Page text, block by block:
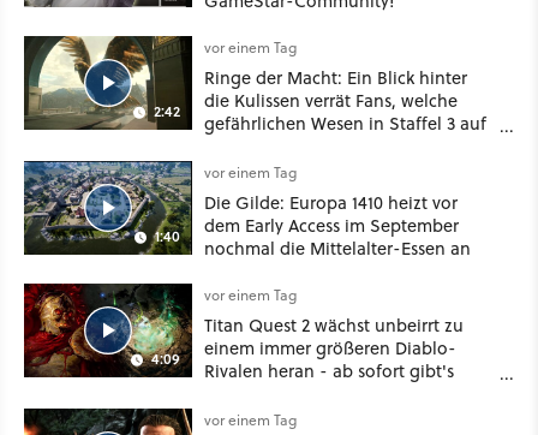
2:42
vor einem Tag
Ringe der Macht: Ein Blick hinter
die Kulissen verrät Fans, welche
gefährlichen Wesen in Staffel 3 auf
1:40
vor einem Tag
Die Gilde: Europa 1410 heizt vor
dem Early Access im September
nochmal die Mittelalter-Essen an
4:09
vor einem Tag
Titan Quest 2 wächst unbeirrt zu
einem immer größeren Diablo-
Rivalen heran - ab sofort gibt's
Klasse
vor einem Tag